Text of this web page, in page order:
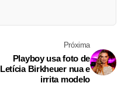
Próxima
Playboy usa foto de
Letícia Birkheuer nua e
irrita modelo